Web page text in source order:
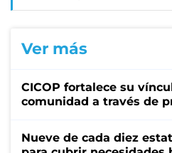
Ver más
CICOP fortalece su
comunidad a través de
Nueve de cada diez